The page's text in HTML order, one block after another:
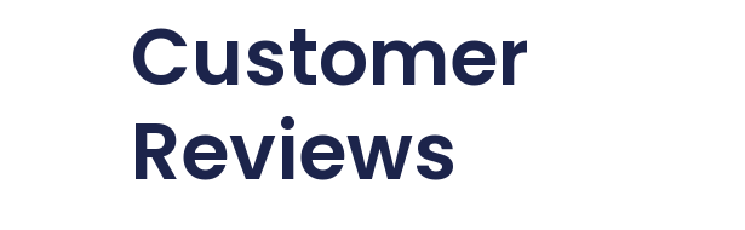
Customer
Reviews